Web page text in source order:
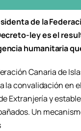
de la
ley es el
humanitaria
Canaria de
la convalidación en
Extranjería y
Un